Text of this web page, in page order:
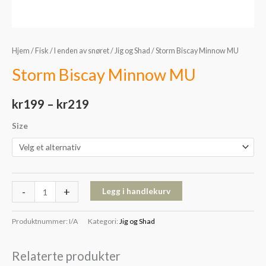
Hjem / Fisk / I enden av snøret/Jig og Shad / Storm Biscay Minnow MU
Storm Biscay Minnow MU
kr199 – kr219
Size
- + Legg i handlekurv
Produktnummer: I/A Kategori: Jig og Shad
Relaterte produkter